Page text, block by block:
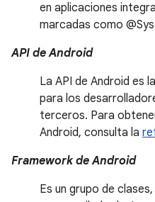
en aplicaciones
marcadas como
API de Android
La API de Android es
para los
terceros. Para
Android, consulta la
Framework de Android
Es un grupo de